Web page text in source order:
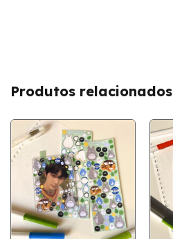
Produtos relacionados